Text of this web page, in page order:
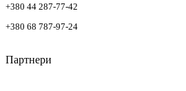
+380 44 287-77-42
+380 68 787-97-24
Партнери